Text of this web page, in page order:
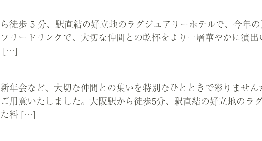
徒歩 5 分、駅直結の好立地のラグジュアリーホテルで、今年
リードリンクで、大切な仲間との乾杯をより一層華やかに演
[…]
年会など、大切な仲間との集いを特別なひとときで彩りませ
用意いたしました。大阪駅から徒歩5分、駅直結の好立地のラ
料 […]